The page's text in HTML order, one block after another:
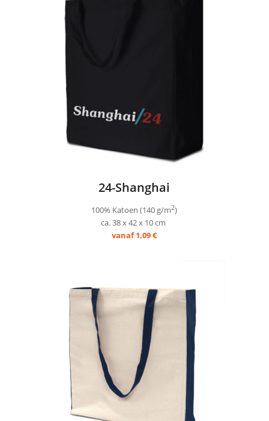
24-Shanghai
100% Katoen (140 g/m2)
ca. 38 x 42 x 10 cm
vanaf 1,09 €